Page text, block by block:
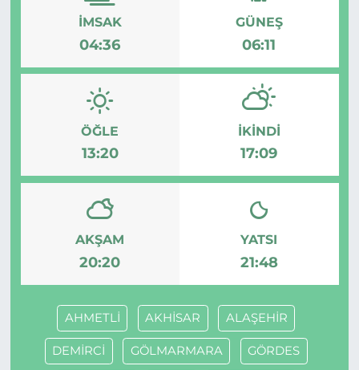
İMSAK
04:36
GÜNEŞ
06:11
ÖĞLE
13:20
İKINDI
17:09
AKŞAM
20:20
YATSI
21:48
AHMETLİ AKHİSAR ALAŞEHİR
DEMİRCİ GÖLMARMARA GÖRDES